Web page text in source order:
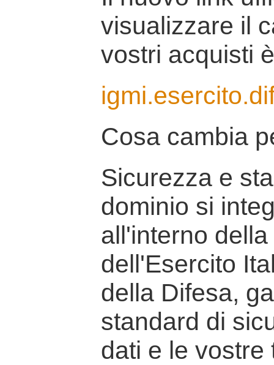
visualizzare il
vostri acquisti
Cosa cambia
Sicurezza e
dominio si
all'interno
dell'Esercito
della Difesa,
standard di
dati e le vostre